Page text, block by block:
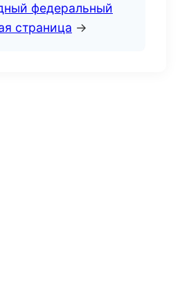
федеральный
страница →